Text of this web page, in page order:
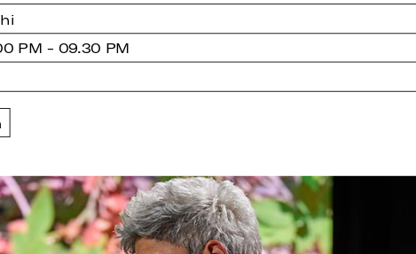
PM - 09.30 PM